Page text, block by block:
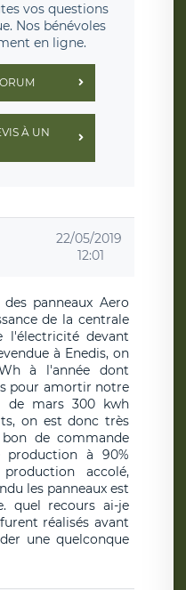
vos questions
Nos bénévoles
en ligne.
À UN
22/05/2019
12:01
panneaux Aero
de la centrale
devant
à Enedis, on
à l'année dont
pour amortir notre
de mars 300 kwh
on est donc très
de commande
à 90%
accolé,
les panneaux est
quel recours ai-je
réalisés avant
une quelconque